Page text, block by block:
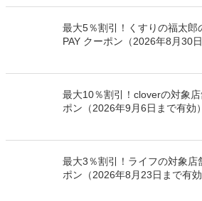
最大5％割引！くすりの福太郎
PAY クーポン（2026年8月30日
最大10％割引！cloverの対象
ポン（2026年9月6日まで有効）
最大3％割引！ライフの対象店
ポン（2026年8月23日まで有効